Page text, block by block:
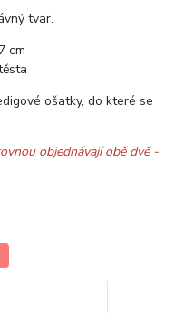
tvar.
cm
ošatky, do které se
objednávají obě dvě -